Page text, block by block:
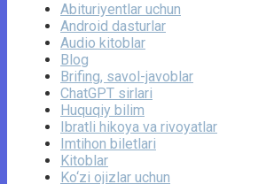
Abituriyentlar uchun
Android dasturlar
Audio kitoblar
Blog
Brifing, savol-javoblar
ChatGPT sirlari
Huquqiy bilim
Ibratli hikoya va rivoyatlar
Imtihon biletlari
Kitoblar
Ko‘zi ojizlar uchun